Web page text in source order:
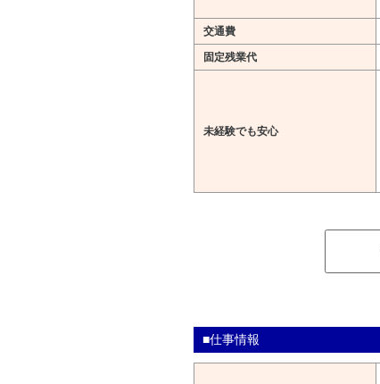
交通費
固定残業代
未経験でも安心
■仕事情報